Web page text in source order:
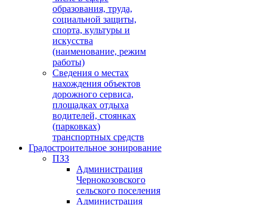
образования, труда,
социальной защиты,
спорта, культуры и
искусства
(наименование, режим
работы)
Сведения о местах
нахождения объектов
дорожного сервиса,
площадках отдыха
водителей, стоянках
(парковках)
транспортных средств
Градостроительное зонирование
ПЗЗ
Администрация
Чернокозовского
сельского поселения
Администрация